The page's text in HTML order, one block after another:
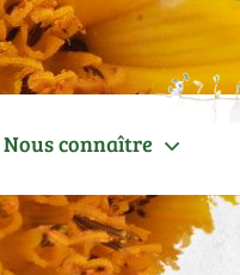
Nous connaître